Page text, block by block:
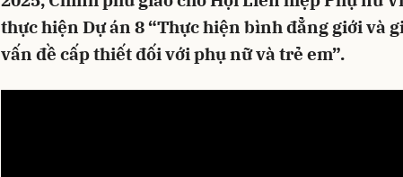
thực hiện Dự án 8 “Thực hiện bình đẳng giới và
vấn đề cấp thiết đối với phụ nữ và trẻ em”.